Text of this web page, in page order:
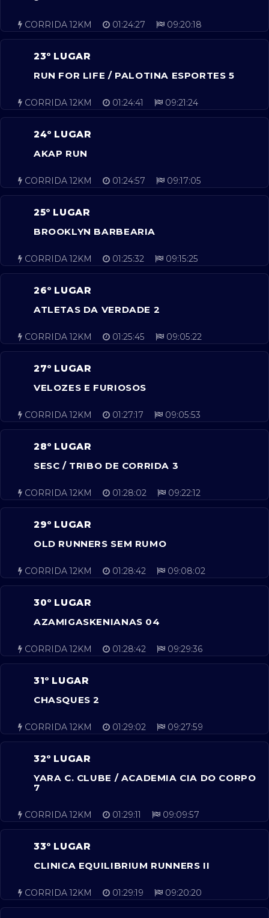
CORRIDA 12KM 01:24:27 09:20:18
23º LUGAR
RUN FOR LIFE / PALOTINA ESPORTES 5
CORRIDA 12KM 01:24:41 09:21:24
24º LUGAR
AKAP RUN
CORRIDA 12KM 01:24:57 09:17:05
25º LUGAR
BROOKLYN BARBEARIA
CORRIDA 12KM 01:25:32 09:15:25
26º LUGAR
ATLETAS DA VERDADE 2
CORRIDA 12KM 01:25:45 09:05:22
27º LUGAR
VELOZES E FURIOSOS
CORRIDA 12KM 01:27:17 09:05:53
28º LUGAR
SESC / TRIBO DE CORRIDA 3
CORRIDA 12KM 01:28:02 09:22:12
29º LUGAR
OLD RUNNERS SEM RUMO
CORRIDA 12KM 01:28:42 09:08:02
30º LUGAR
AZAMIGASKENIANAS 04
CORRIDA 12KM 01:28:42 09:29:36
31º LUGAR
CHASQUES 2
CORRIDA 12KM 01:29:02 09:27:59
32º LUGAR
YARA C. CLUBE / ACADEMIA CIA DO CORPO
7
CORRIDA 12KM 01:29:11 09:09:57
33º LUGAR
CLINICA EQUILIBRIUM RUNNERS II
CORRIDA 12KM 01:29:19 09:20:20